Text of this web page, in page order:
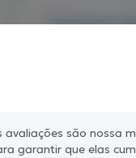
são nossa
garantir que elas